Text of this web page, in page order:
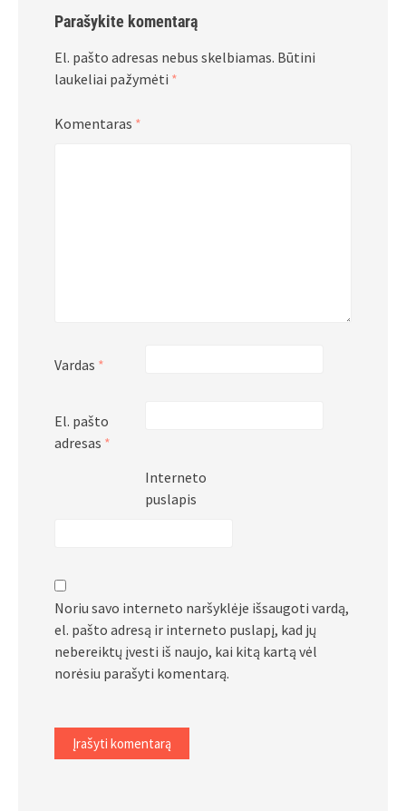
Parašykite komentarą
El. pašto adresas nebus skelbiamas. Būtini
laukeliai pažymėti *
Komentaras *
Vardas *
El. pašto
adresas *
Interneto
puslapis
Noriu savo interneto naršyklėje išsaugoti vardą,
el. pašto adresą ir interneto puslapį, kad jų
nebereiktų įvesti iš naujo, kai kitą kartą vėl
norėsiu parašyti komentarą.